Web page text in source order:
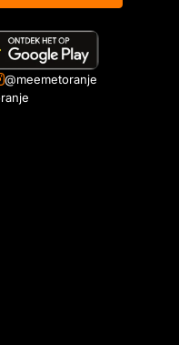
@meemetoranje